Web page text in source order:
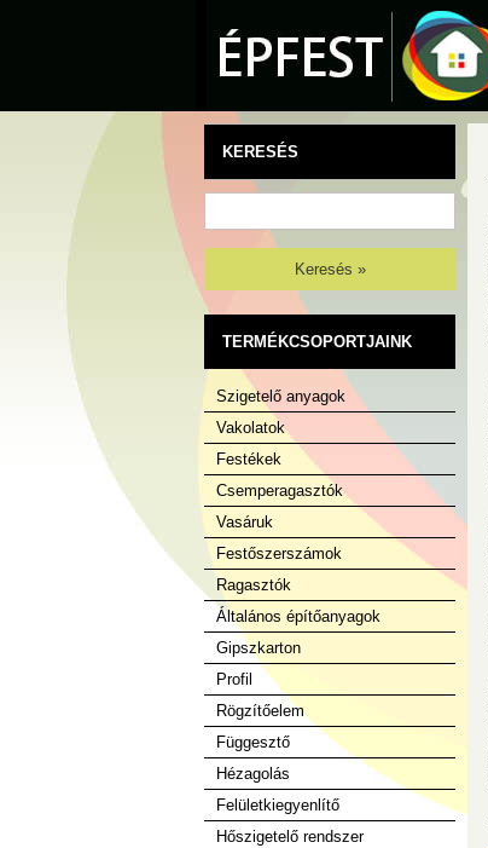
KERESÉS
Keresés »
TERMÉKCSOPORTJAINK
Szigetelő anyagok
Vakolatok
Festékek
Csemperagasztók
Vasáruk
Festőszerszámok
Ragasztók
Általános építőanyagok
Gipszkarton
Profil
Rögzítőelem
Függesztő
Hézagolás
Felületkiegyenlítő
Hőszigetelő rendszer